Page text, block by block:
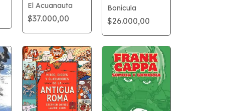
El Acuanauta
$37.000,00
Bonícula
$26.000,00